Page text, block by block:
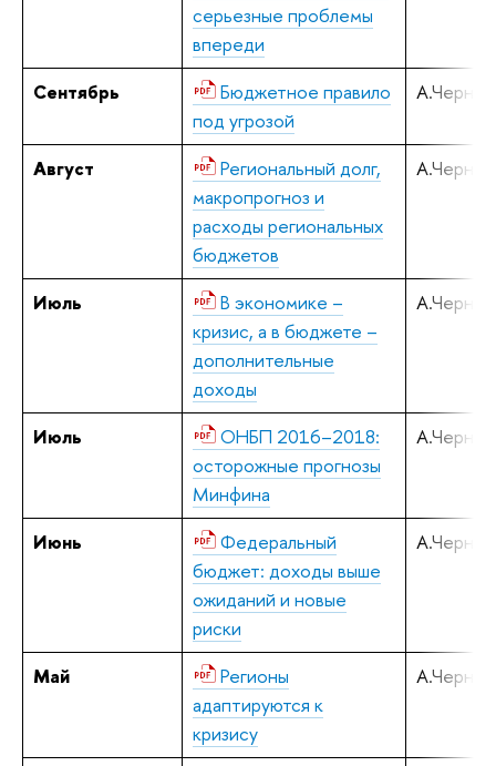
серьезные проблемы
впереди
Сентябрь
Бюджетное правило
под угрозой
Август
Региональный долг,
макропрогноз и
расходы региональных
бюджетов
Июль
В экономике –
кризис, а в бюджете –
дополнительные
доходы
Июль
ОНБП 2016–2018:
осторожные прогнозы
Минфина
Июнь
Федеральный
бюджет: доходы выше
ожиданий и новые
риски
Май
Регионы
адаптируются к
кризису